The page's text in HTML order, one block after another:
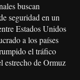
buscan
seguridad en un
Estados Unidos
a los países
el tráfico
estrecho de Ormuz